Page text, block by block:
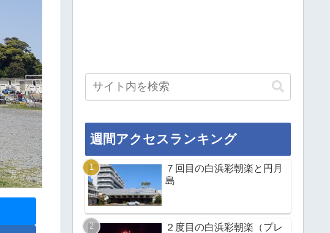
週間アクセスランキング
７回目の白浜彩朝楽と円月
島
２度目の白浜彩朝楽（プレ